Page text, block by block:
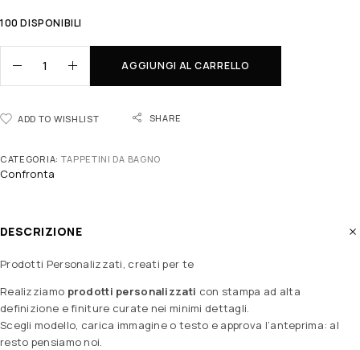
100 DISPONIBILI
AGGIUNGI AL CARRELLO
ADD TO WISHLIST SHARE
CATEGORIA: TAPPETINI DA BAGNO
Confronta
DESCRIZIONE
Prodotti Personalizzati, creati per te
Realizziamo prodotti personalizzati con stampa ad alta
definizione e finiture curate nei minimi dettagli.
Scegli modello, carica immagine o testo e approva l’anteprima: al
resto pensiamo noi.